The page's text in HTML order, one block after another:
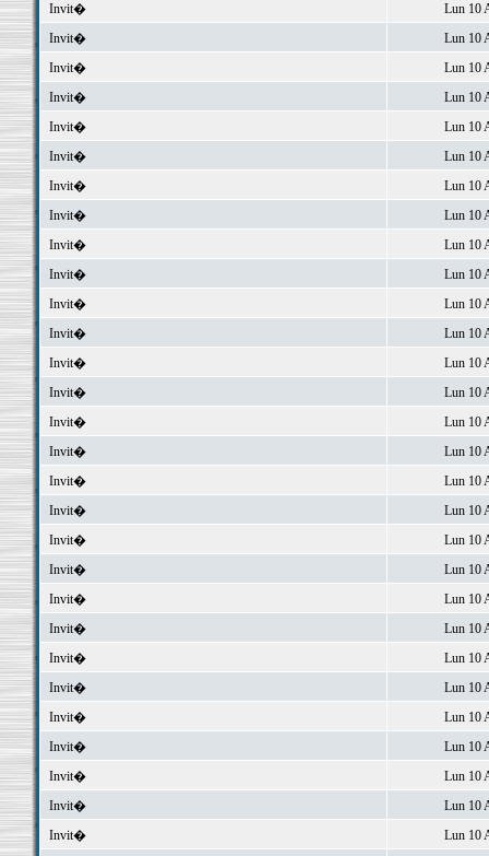
Invit�
Lun 10
Invit�
Lun 10
Invit�
Lun 10
Invit�
Lun 10
Invit�
Lun 10
Invit�
Lun 10
Invit�
Lun 10
Invit�
Lun 10
Invit�
Lun 10
Invit�
Lun 10
Invit�
Lun 10
Invit�
Lun 10
Invit�
Lun 10
Invit�
Lun 10
Invit�
Lun 10
Invit�
Lun 10
Invit�
Lun 10
Invit�
Lun 10
Invit�
Lun 10
Invit�
Lun 10
Invit�
Lun 10
Invit�
Lun 10
Invit�
Lun 10
Invit�
Lun 10
Invit�
Lun 10
Invit�
Lun 10
Invit�
Lun 10
Invit�
Lun 10
Invit�
Lun 10